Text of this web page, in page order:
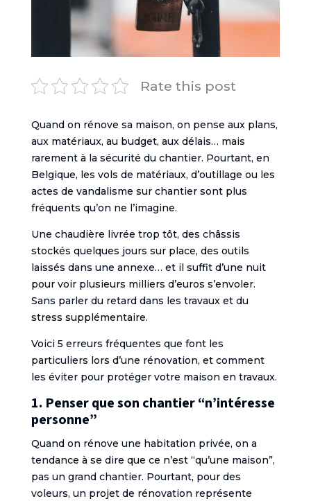
Rate this post
Quand on rénove sa maison, on pense aux plans,
aux matériaux, au budget, aux délais… mais
rarement à la sécurité du chantier. Pourtant, en
Belgique, les vols de matériaux, d’outillage ou les
actes de vandalisme sur chantier sont plus
fréquents qu’on ne l’imagine.
Une chaudière livrée trop tôt, des châssis
stockés quelques jours sur place, des outils
laissés dans une annexe… et il suffit d’une nuit
pour voir plusieurs milliers d’euros s’envoler.
Sans parler du retard dans les travaux et du
stress supplémentaire.
Voici 5 erreurs fréquentes que font les
particuliers lors d’une rénovation, et comment
les éviter pour protéger votre maison en travaux.
1. Penser que son chantier “n’intéresse
personne”
Quand on rénove une habitation privée, on a
tendance à se dire que ce n’est “qu’une maison”,
pas un grand chantier. Pourtant, pour des
voleurs, un projet de rénovation représente